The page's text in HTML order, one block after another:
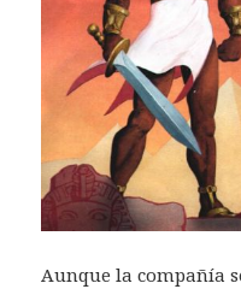
Aunque la compañía